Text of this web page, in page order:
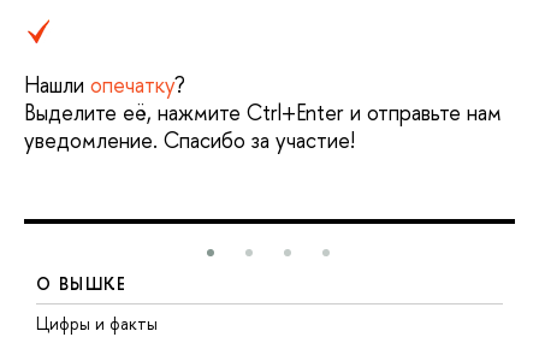
Нашли опечатку?
Выделите её, нажмите Ctrl+Enter и отправьте нам
уведомление. Спасибо за участие!
О ВЫШКЕ
Цифры и факты